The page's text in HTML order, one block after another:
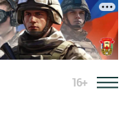
16+